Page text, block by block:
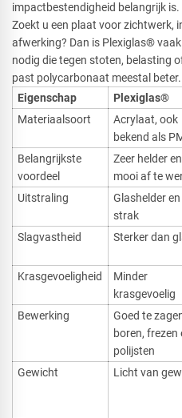
impactbestendigheid belangrijk is.
Zoekt u een plaat voor zichtwerk,
afwerking? Dan is Plexiglas®
nodig die tegen stoten, belasting
past polycarbonaat meestal beter.
Eigenschap
Plexiglas®
Materiaalsoort
Acrylaat, ook
bekend als
Belangrijkste
voordeel
Zeer helder en
mooi af te
Uitstraling
Glashelder en
strak
Slagvastheid Sterker dan
Krasgevoeligheid
Minder
krasgevoelig
Bewerking
Goed te
boren, frezen
polijsten
Gewicht Licht van